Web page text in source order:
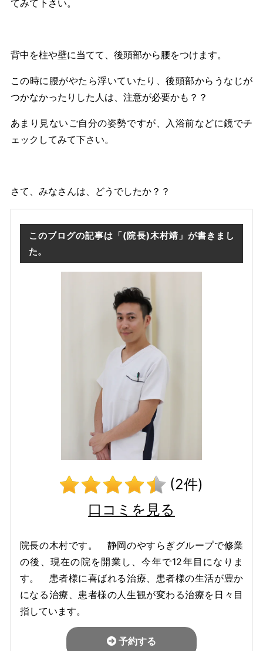
てみて下さい。
背中を柱や壁に当てて、後頭部から腰をつけます。
この時に腰がやたら浮いていたり、後頭部からうなじが
つかなかったりした人は、注意が必要かも？？
あまり見ないご自分の姿勢ですが、入浴前などに鏡でチ
ェックしてみて下さい。
さて、みなさんは、どうでしたか？？
このブログの記事は「(院長)木村靖」が書きまし
た。
(2件)
口コミを見る
院長の木村です。 静岡のやすらぎグループで修業
の後、現在の院を開業し、今年で12年目になりま
す。 患者様に喜ばれる治療、患者様の生活が豊か
になる治療、患者様の人生観が変わる治療を日々目
指しています。
予約する